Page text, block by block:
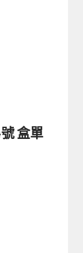
盒單